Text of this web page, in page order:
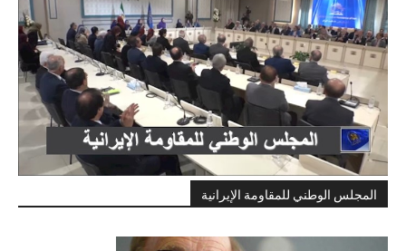
المجلس الوطني للمقاومة الإيرانية